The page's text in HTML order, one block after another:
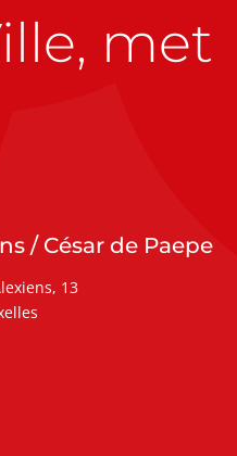
met
/ César de Paepe
13